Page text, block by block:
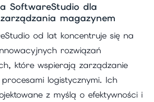
SoftwareStudio dla
magazynem
od lat koncentruje się na
rozwiązań
które wspierają zarządzanie
logistycznymi. Ich
z myślą o efektywności i